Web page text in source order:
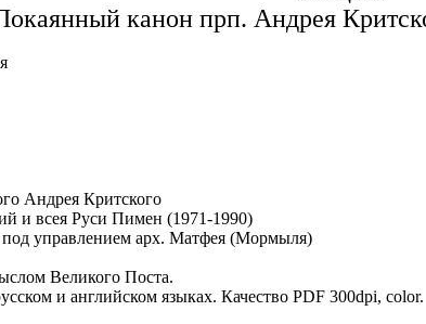
канон прп. Андрея
Андрея Критского
и всея Руси Пимен (1971-1990)
управлением арх. Матфея (Мормыля)
Великого Поста.
и английском языках. Качество PDF 300dpi, color.